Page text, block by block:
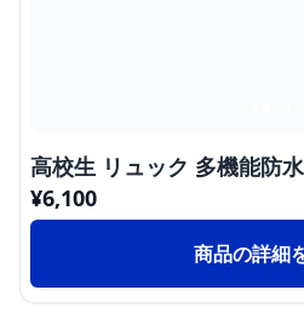
高校生 リュック 多機能防
¥6,100
商品の詳細